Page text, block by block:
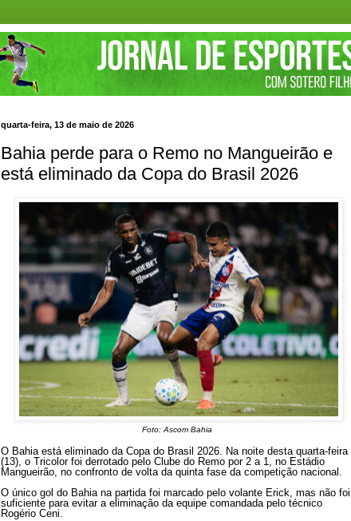
quarta-feira, 13 de maio de 2026
Bahia perde para o Remo no Mangueirão e
está eliminado da Copa do Brasil 2026
Foto: Ascom Bahia
O Bahia está eliminado da Copa do Brasil 2026. Na noite desta quarta-feira
(13), o Tricolor foi derrotado pelo Clube do Remo por 2 a 1, no Estádio
Mangueirão, no confronto de volta da quinta fase da competição nacional.
O único gol do Bahia na partida foi marcado pelo volante Erick, mas não foi
suficiente para evitar a eliminação da equipe comandada pelo técnico
Rogério Ceni.